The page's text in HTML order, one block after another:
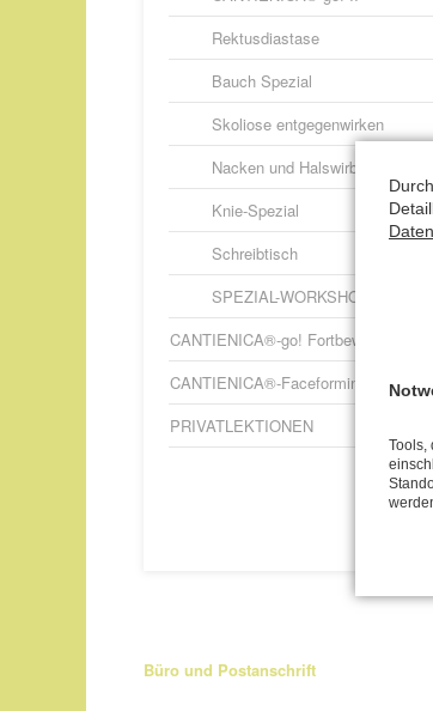
Rektusdiastase
Bauch Spezial
Skoliose entgegenwirken
Nacken und Halswirbelsäule
Knie-Spezial
Schreibtisch
SPEZIAL-WORKSHOPS –
CANTIENICA®-go! Fortbewegung 2.0
CANTIENICA®-Faceforming
PRIVATLEKTIONEN
Büro und Postanschrift
Tools,